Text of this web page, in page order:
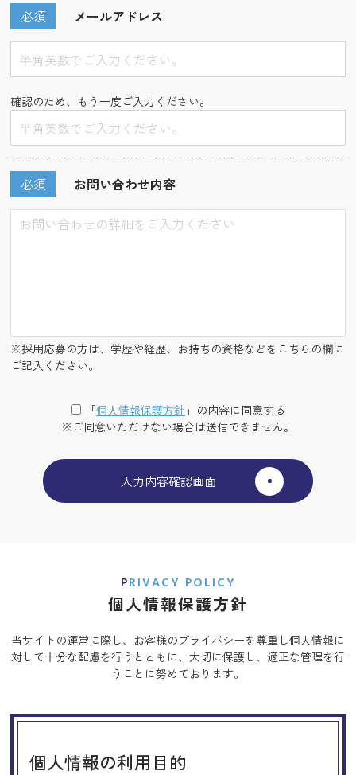
メールアドレス
必須
確認のため、もう一度ご入力ください。
お問い合わせ内容
必須
※採用応募の方は、学歴や経歴、お持ちの資格などをこちらの欄に
ご記入ください。
「個⼈情報保護⽅針 」の内容に同意する
※ご同意いただけない場合は送信できません。
PRIVACY POLICY
個人情報保護方針
当サイトの運営に際し、お客様のプライバシーを尊重し個人情報に
対して十分な配慮を行うとともに、 大切に保護し、適正な管理を行
うことに努めております。
個人情報の利用目的